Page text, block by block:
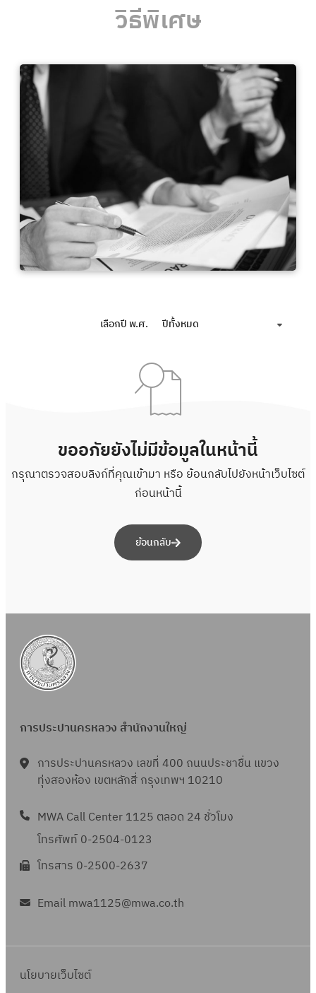
วิธีพิเศษ
เลือกปี พ.ศ. ปีทั้งหมด
ขออภัยยังไม่มีข้อมูลในหน้านี้
กรุณาตรวจสอบลิงก์ที่คุณเข้ามา หรือ ย้อนกลับไปยังหน้าเว็บไซต์
ก่อนหน้านี้
ย้อนกลับ
การประปานครหลวง สำนักงานใหญ่
การประปานครหลวง เลขที่ 400 ถนนประชาชื่น แขวง
ทุ่งสองห้อง เขตหลักสี่ กรุงเทพฯ 10210
MWA Call Center 1125 ตลอด 24 ชั่วโมง
โทรศัพท์ 0-2504-0123
โทรสาร 0-2500-2637
Email mwa1125@mwa.co.th
นโยบายเว็บไซต์